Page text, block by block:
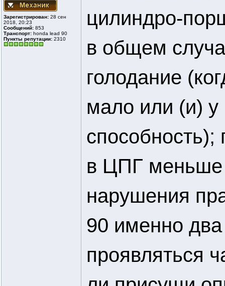
Зарегистрирован: 28 сен
2018, 20:23
Сообщений: 853
Транспорт: honda lead 90
Пункты репутации: 2310
цилиндро-
в общем
голодание
мало или (и)
способность);
в ЦПГ меньше
нарушения
90 именно
проявляться